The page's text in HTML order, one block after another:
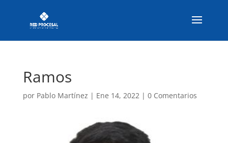
Ramos
por Pablo Martínez | Ene 14, 2022| 0 Comentarios